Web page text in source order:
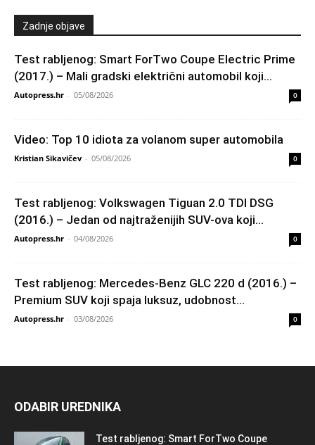
Zadnje objave
Test rabljenog: Smart ForTwo Coupe Electric Prime
(2017.) – Mali gradski električni automobil koji...
Autopress.hr - 05/08/2026 0
Video: Top 10 idiota za volanom super automobila
Kristian Sikavičev - 05/08/2026 0
Test rabljenog: Volkswagen Tiguan 2.0 TDI DSG
(2016.) – Jedan od najtraženijih SUV-ova koji...
Autopress.hr - 04/08/2026 0
Test rabljenog: Mercedes-Benz GLC 220 d (2016.) –
Premium SUV koji spaja luksuz, udobnost...
Autopress.hr - 03/08/2026 0
ODABIR UREDNIKA
Test rabljenog: Smart ForTwo Coupe